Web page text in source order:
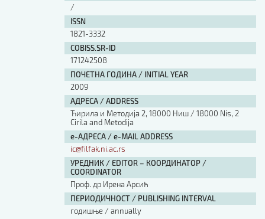
/
ISSN
1821-3332
COBISS.SR-ID
171242508
ПОЧЕТНА ГОДИНА / INITIAL YEAR
2009
АДРЕСА / ADDRESS
Ћирила и Методија 2, 18000 Ниш / 18000 Nis, 2
Cirila and Metodija
е-АДРЕСА / e-MAIL ADDRESS
ic@filfak.ni.ac.rs
УРЕДНИК / EDITOR – КООРДИНАТОР /
COORDINATOR
Проф. др Ирена Арсић
ПЕРИОДИЧНОСТ / PUBLISHING INTERVAL
годишње / annually